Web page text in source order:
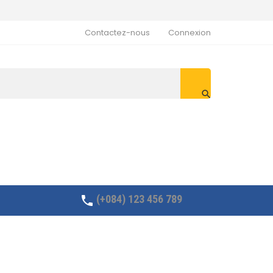
Connexion
Contactez-nous

 (+084) 123 456 789